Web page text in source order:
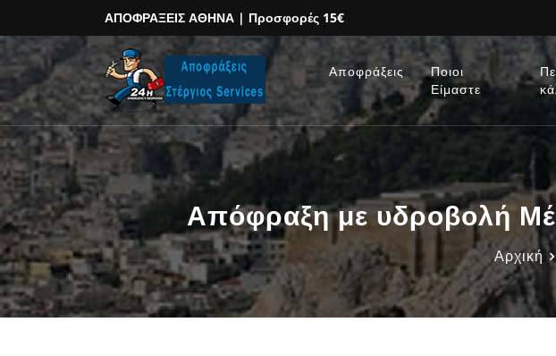
ΑΠΟΦΡΑΞΕΙΣ ΑΘΗΝΑ | Προσφορές 15€
Αποφράξεις
Ποιοι
Είμαστε
Απόφραξη με υδροβολή
Αρχική